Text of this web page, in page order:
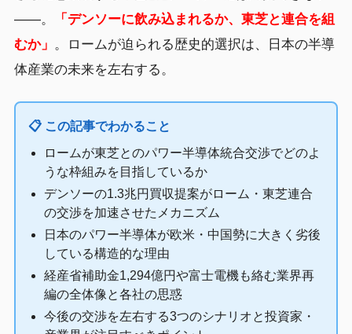
——。
「デンソーに飲み込まれるか、東芝と連合を組
むか」 。ロームが迫られる歴史的選択は、日本の半導
体産業の未来を左右する。
📋 この記事でわかること
ロームが東芝とのパワー半導体統合交渉でどのよ
うな枠組みを目指しているか
デンソーの1.3兆円買収提案がローム・東芝連合
の交渉を加速させたメカニズム
日本のパワー半導体が欧米・中国勢に大きく劣後
している構造的な理由
経産省補助金1,294億円や富士電機も絡む業界再
編の全体像と各社の思惑
今後の交渉を左右する3つのシナリオと投資家・